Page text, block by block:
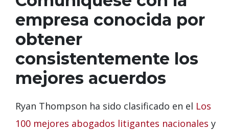
empresa conocida por
obtener
consistentemente los
mejores acuerdos
Ryan Thompson ha sido clasificado en el Los
100 mejores abogados litigantes nacionales y